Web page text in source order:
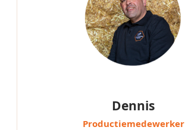
Dennis
Productiemedewerker